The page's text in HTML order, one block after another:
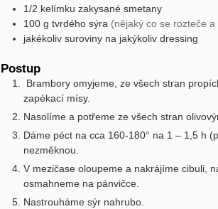
1/2 kelímku zakysané smetany
100 g tvrdého sýra (nějaký co se rozteče
jakékoliv suroviny na jakýkoliv dressing
Postup
Brambory omyjeme, ze všech stran
zapékací mísy.
Nasolíme a potřeme ze všech stran
Dáme péct na cca 160-180° na 1 – 1,5 h
nezměknou.
V mezičase oloupeme a nakrájíme cibuli,
osmahneme na pánvičce.
Nastrouháme sýr nahrubo.